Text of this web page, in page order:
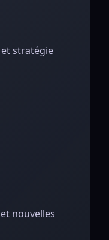
stratégie
nouvelles